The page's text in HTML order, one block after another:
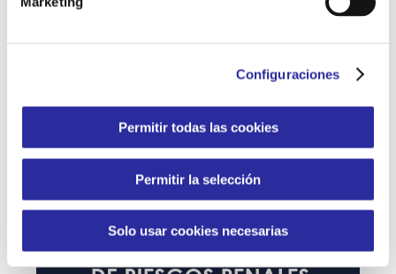
e
Configuraciones
Permitir todas las cookies
Permitir la selección
Solo usar cookies necesarias